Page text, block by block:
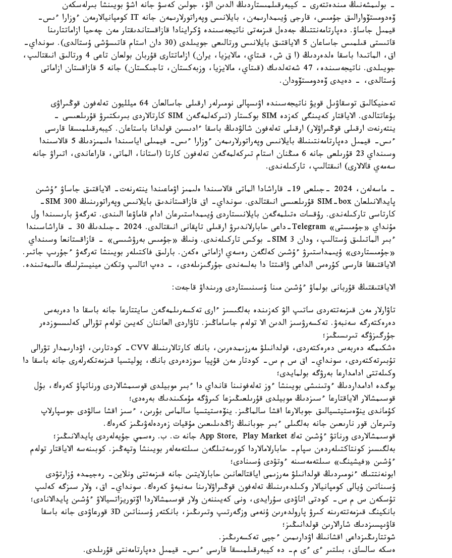
- بولىمشەنىڭ مىندەتتەرى - كيبەرقىلمىستاردىڭ الدىن الۋ، جولىن كەسۋ جانە اشۋ بويىنشا بىرلەسكەن
ۆەدومستۆوارالىق جۇمىس، قارجى ۇيىمدارىمەن، بايلانىس وپەراتورلارىمەن جانە IT كومپانيالارمەن ءوزارا ءىس-
قيمىل جاساۋ. دەپارتامەنتتىڭ جەدەل قىزمەتى ناتيجەسىندە ۋكراينادا قازاقستاندىقتار مەن چەحيا ازاماتتارىنا
قاتىستى قىلمىس جاساعان 5 الاياقتىق بايلانىس ورتالىعى جويىلدى (30 دان استام قاتىسۋشى ۇستالدى). سونداي-
اق، الماتىدا باسقا ەلدەردىڭ (ا ق ش، قىتاي، مالايزيا، يران) ازاماتتارى قۇربان بولعان تاعى 4 ورتالىق انىقتالىپ،
جويىلدى. ناتيجەسىندە، 47 شەتەلدىك (قىتاي، مالايزيا، وزبەكستان، تاجىكستان) جانە 5 قازاقستان ازاماتى
ۇستالدى، - دەيدى ۆەدومستۆودان.
تەحنيكالىق توسقاۋىل قويۋ ناتيجەسىندە اۋىسپالى نومىرلەر ارقىلى جاسالعان 64 ميلليون تەلەفون قوڭىراۋى
بۇعاتتالدى. الاياقتار كەيىنگى كەزدە SIM بوكستار (تىركەلمەگەن SIM كارتالاردى بىرىكتىرۋ قۇرىلعىسى -
ينتەرنەت ارقىلى قوڭىراۋلار) ارقىلى تەلەفون شالۋدىڭ باسقا ءادىسىن قولدانا باستاعان. كيبەرقىلمىسقا قارسى
ءىس- قيمىل دەپارتامەنتىنىڭ بايلانىس وپەراتورلارىمەن ءوزارا ءىس- قيمىلى اياسىندا ەلىمىزدىڭ 5 قالاسىندا
وسىنداي 23 قۇرىلعى جانە 6 مىڭنان استام تىركەلمەگەن تەلەفون كارتا (استانا، الماتى، قاراعاندى، اتىراۋ جانە
سەمەي قالالارى) انىقتالىپ، تاركىلەندى.
- ماسەلەن، 2024 -جىلعى 19- قاراشادا الماتى قالاسىندا ەلىمىز اۋماعىندا ينتەرنەت- الاياقتىق جاساۋ ءۇشىن
پايدالانىلعان SIM-box قۇرىلعىسى انىقتالدى. سونداي- اق قازاقستاندىق بايلانىس وپەراتورىنىڭ 300 SIM-
كارتاسى تاركىلەندى. رۇقسات ەتىلمەگەن بايلانىستاردى ۇيىمداستىرعان ادام قاماۋعا الىندى. تەرگەۋ بارىسىندا ول
مۇنداي «جۇمىستى» Telegram-داعى حابارلاندىرۋ ارقىلى تاپقانى انىقتالدى. 2024 -جىلدىڭ 30 - قاراشاسىندا
ءبىر الماتىلىق ۇستالىپ، ودان 3 SIM- بوكس تاركىلەندى. ونىڭ «جۇمىس بەرۋشىسى» - قازاقستانعا وسىنداي
«جۇمىستاردى» ۇيىمداستىرۋ ءۇشىن كەلگەن رەسەي ازاماتى ەكەن. بارلىق فاكتىلەر بويىنشا تەرگەۋ ءجۇرىپ جاتىر.
الاياقتىققا قارسى كۇرەس الداعى ۋاقىتتا دا بەلسەندى جۇرگىزىلەدى، - دەپ اتالىپ وتكەن مينيسترلىك مالىمەتىندە.
الاياقتىقتىڭ قۇربانى بولماۋ ءۇشىن مىنا ۇسىنىستاردى ورىنداۋ قاجەت:
تاۋارلار مەن قىزمەتتەردى ساتىپ الۋ كەزىندە بەلگىسىز ءارى تەكسەرىلمەگەن سايتتارعا جانە باسقا دا دەربەس
دەرەكتەرگە سەنبەۋ. تەكسەرۋسىز الدىن الا تولەم جاساماڭىز. تاۋاردى العاننان كەيىن تولەم تۋرالى كەلىسسوزدەر
جۇرگىزۋگە تىرىسىڭىز؛
ەشكىمگە دەربەس دەرەكتەردى، قولدانىلۋ مەرزىمدەرىن، بانك كارتالارىنىڭ CVV- كودتارىن، اۋدارىمدار تۋرالى
تۇبىرتەكتەردى، سونداي- اق س م س- كودتار مەن قۇپيا سوزدەردى بانك، پوليتسيا قىزمەتكەرلەرى جانە باسقا دا
وكىلەتتى ادامدارعا بەرۋگە بولمايدى؛
بوگدە ادامداردىڭ ءوتىنىشى بويىنشا ءوز تەلەفونىنا قانداي دا ءبىر موبيلدى قوسىمشالاردى ورناتپاۋ كەرەك، بۇل
قوسىمشالار الاياقتارعا ءسىزدىڭ موبيلدى قۇرىلعىڭىزعا كىرۋگە مۇمكىندىك بەرەدى؛
كۇماندى ينۆەستيتسيالىق جوبالارعا اقشا سالماڭىز. ينۆەستيتسيا سالماس بۇرىن، ءسىز اقشا سالۋدى جوسپارلاپ
وتىرعان قور نارىعىن جانە بەلگىلى ءبىر جوبانىڭ زاڭدىلىعىن مۇقيات زەردەلەۋىڭىز كەرەك.
قوسىمشالاردى ورناتۋ ءۇشىن تەك App Store, Play Market جانە ت. ب. رەسمي جۇيەلەردى پايدالانىڭىز؛
بەلگىسىز كونتاكتىلەردەن سپام- حابارلامالاردا كورسەتىلگەن سىلتەمەلەر بويىنشا وتپەڭىز. كوبىنەسە الاياقتار تولەم
ءۇشىن «فيشينگ» سىلتەمەسىنە ءوتۋدى ۇسىنادى؛
ابونەنتتىك ءنومىردىڭ قولدانىلۋ مەرزىمى اياقتالعانىن حابارلايتىن جانە قىزمەتتى ونلاين- رەجيمدە ۇزارتۋدى
ۇسىناتىن ۇيالى كومپانيالار وكىلدەرىنىڭ تەلەفون قوڭىراۋلارىنا سەنبەۋ كەرەك. سونداي- اق، ولار سىزگە كەلىپ
تۇسكەن س م س- كودتى اتاۋدى سۇرايدى، ونى كەيىننەن ولار قوسىمشالاردا اۆتوريزاتسيالاۋ ءۇشىن پايدالانادى؛
بانكينگ قىزمەتتەرىنە كىرۋ پارولدەرىن ۇنەمى وزگەرتىپ وتىرىڭىز، بانكتەر ۇسىناتىن 3D قورعاۋدى جانە باسقا
قاۋىپسىزدىك شارالارىن قولدانىڭىز؛
شوتتارىڭىزداعى اقشانىڭ اۋدارىمىن ءجيى تەكسەرىڭىز.
ەسكە سالساق، بىلتىر ءى ءى م- دە كيبەرقىلمىسقا قارسى ءىس- قيمىل دەپارتامەنتى قۇرىلدى.